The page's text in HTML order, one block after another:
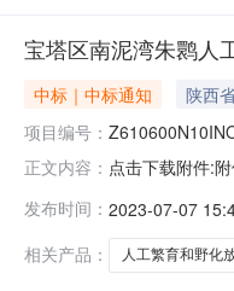
宝塔区南泥湾朱鹮人
中标｜中标通知 陕西
项目编号：
正文内容： 点击下载附件:
他类型中标价：
发布时间： 2023-07-07
相关产品：
人工繁育和野化